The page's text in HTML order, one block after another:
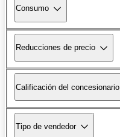
Consumo
Reducciones de precio
Calificación del concesionario
Tipo de vendedor